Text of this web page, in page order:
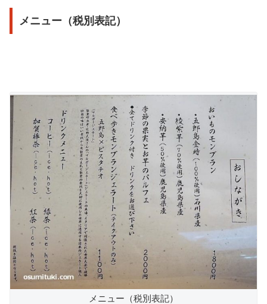
メニュー（税別表記）
メニュー（税別表記）